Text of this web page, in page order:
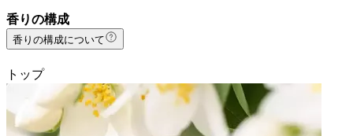
香りの構成
香りの構成について
トップ